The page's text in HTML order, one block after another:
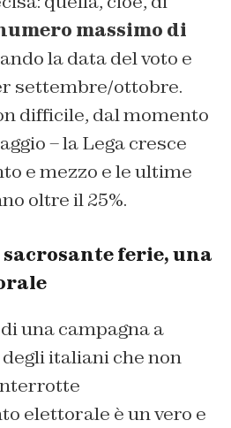
massimo di
la data del voto e
settembre/ottobre.
difficile, dal momento
– la Lega cresce
e mezzo e le ultime
oltre il 25%.
ferie, una
una campagna a
italiani che non
elettorale è un vero e